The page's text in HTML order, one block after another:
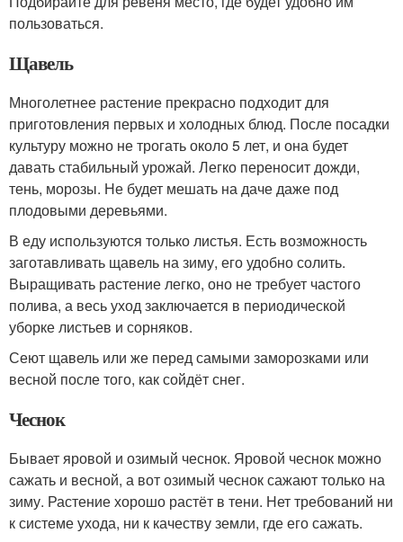
пользоваться.
Щавель
Многолетнее растение прекрасно подходит для
приготовления первых и холодных блюд. После посадки
культуру можно не трогать около 5 лет, и она будет
давать стабильный урожай. Легко переносит дожди,
тень, морозы. Не будет мешать на даче даже под
плодовыми деревьями.
В еду используются только листья. Есть возможность
заготавливать щавель на зиму, его удобно солить.
Выращивать растение легко, оно не требует частого
полива, а весь уход заключается в периодической
уборке листьев и сорняков.
Сеют щавель или же перед самыми заморозками или
весной после того, как сойдёт снег.
Чеснок
Бывает яровой и озимый чеснок. Яровой чеснок можно
сажать и весной, а вот озимый чеснок сажают только на
зиму. Растение хорошо растёт в тени. Нет требований ни
к системе ухода, ни к качеству земли, где его сажать.